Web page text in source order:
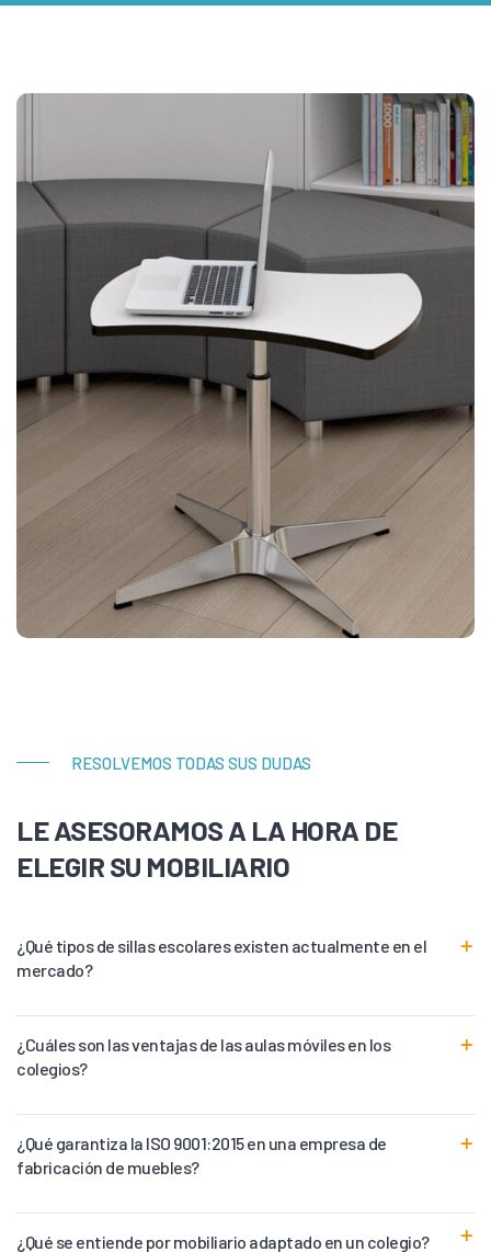
RESOLVEMOS TODAS SUS DUDAS
LE ASESORAMOS A LA HORA DE
ELEGIR SU MOBILIARIO
¿Qué tipos de sillas escolares existen actualmente en el
mercado?
¿Cuáles son las ventajas de las aulas móviles en los
colegios?
¿Qué garantiza la ISO 9001:2015 en una empresa de
fabricación de muebles?
¿Qué se entiende por mobiliario adaptado en un colegio?